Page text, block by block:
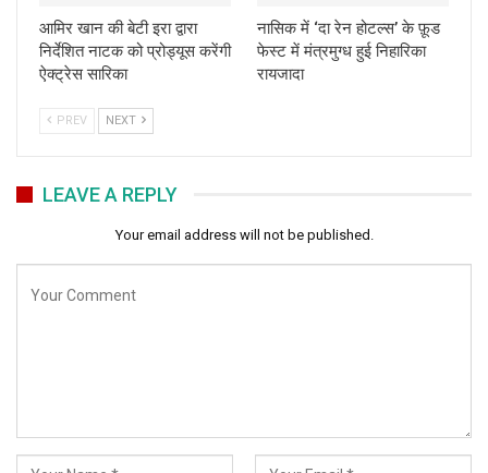
आमिर खान की बेटी इरा द्वारा
निर्देशित नाटक को प्रोड्यूस करेंगी
ऐक्ट्रेस सारिका
नासिक में ‘दा रेन होटल्स’ के फ़ूड
फेस्ट में मंत्रमुग्ध हुई निहारिका
रायजादा
PREV NEXT
LEAVE A REPLY
Your email address will not be published.